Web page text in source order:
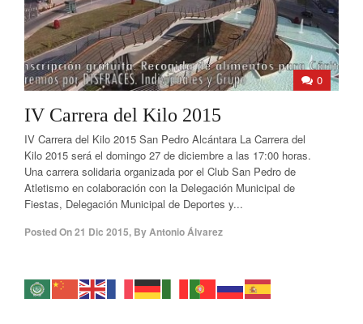
0
IV Carrera del Kilo 2015
IV Carrera del Kilo 2015 San Pedro Alcántara La Carrera del
Kilo 2015 será el domingo 27 de diciembre a las 17:00 horas.
Una carrera solidaria organizada por el Club San Pedro de
Atletismo en colaboración con la Delegación Municipal de
Fiestas, Delegación Municipal de Deportes y...
Posted On21 Dic 2015, ByAntonio Álvarez